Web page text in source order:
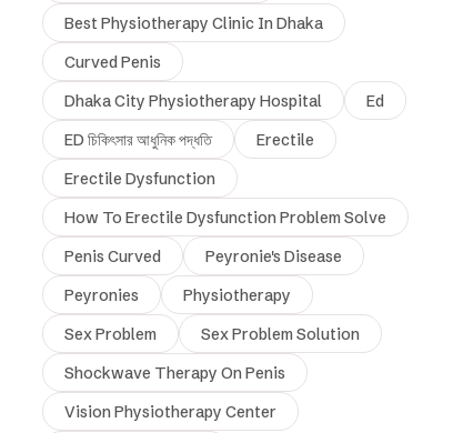
Best Physiotherapy Clinic In Dhaka
Curved Penis
Dhaka City Physiotherapy Hospital
Ed
ED চিকিৎসার আধুনিক পদ্ধতি
Erectile
Erectile Dysfunction
How To Erectile Dysfunction Problem Solve
Penis Curved
Peyronie's Disease
Peyronies
Physiotherapy
Sex Problem
Sex Problem Solution
Shockwave Therapy On Penis
Vision Physiotherapy Center